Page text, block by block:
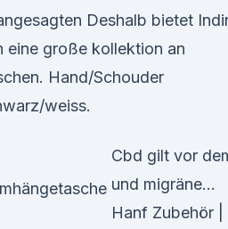
Deshalb bietet
eine große kollektion an
Hand/Schouder
weiss.
Cbd gilt vor
und migräne…
Hanf Zubehör |